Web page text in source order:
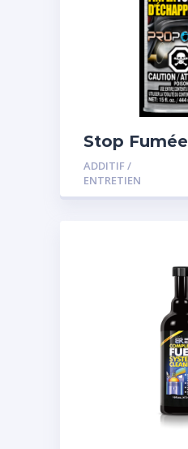
Stop Fumée
ADDITIF /
ENTRETIEN